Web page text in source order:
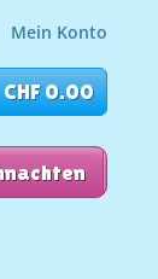
Mein Konto
CHF 0.00